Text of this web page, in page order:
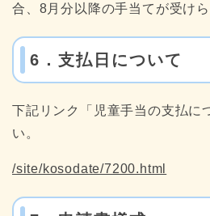
合、8月分以降の手当てが受け
6．支払日について
下記リンク「児童手当の支払に
い。
/site/kosodate/7200.html